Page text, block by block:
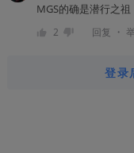
MGS的确是潜行之祖
2 回复 ・
登录